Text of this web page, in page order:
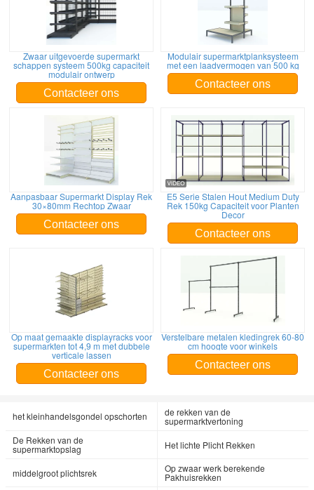
Zwaar uitgevoerde supermarkt
schappen systeem 500kg capaciteit
modulair ontwerp
Contacteer ons
Modulair supermarktplanksysteem
met een laadvermogen van 500 kg
Contacteer ons
Aanpasbaar Supermarkt Display Rek
30×80mm Rechtop Zwaar
Contacteer ons
E5 Serie Stalen Hout Medium Duty
Rek 150kg Capaciteit voor Planten
Decor
Contacteer ons
Op maat gemaakte displayracks voor
supermarkten tot 4,9 m met dubbele
verticale lassen
Contacteer ons
Verstelbare metalen kledingrek 60-80
cm hoogte voor winkels
Contacteer ons
het kleinhandelsgondel opschorten de rekken van de
supermarktvertoning
De Rekken van de
supermarktopslag Het lichte Plicht Rekken
middelgroot plichtsrek Op zwaar werk berekende
Pakhuisrekken